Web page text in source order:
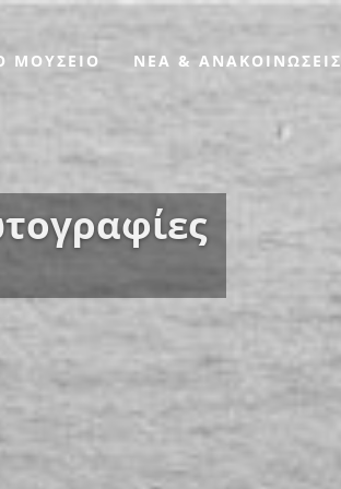
ΜΟΥΣΕΙΟ ΝΕΑ & ΑΝΑΚΟΙΝΩΣΕΙΣ